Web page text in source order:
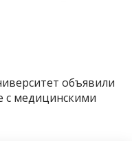
объявили
с медицинскими